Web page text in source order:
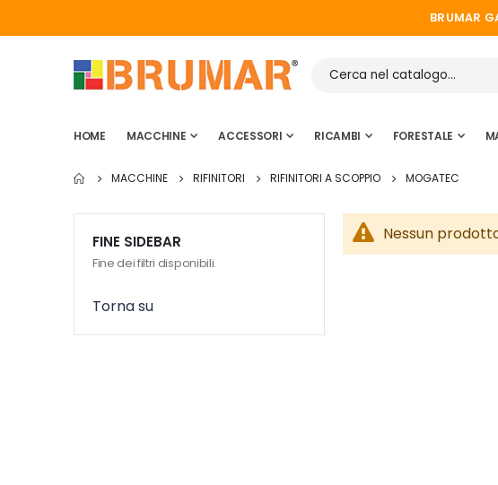
BRUMAR
HOME MACCHINE ACCESSORI RICAMBI FORESTALE
MACCHINE RIFINITORI RIFINITORI A SCOPPIO MOGATEC
Nessun
FINE SIDEBAR
Fine dei filtri disponibili.
Torna su